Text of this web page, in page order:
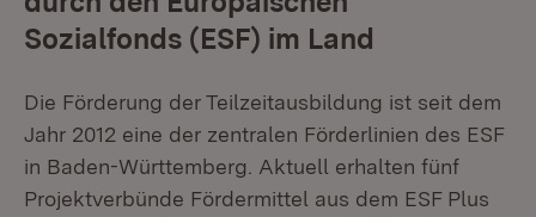
Sozialfonds (ESF) im Land
Die Förderung der Teilzeitausbildung ist seit dem
Jahr 2012 eine der zentralen Förderlinien des ESF
in Baden-Württemberg. Aktuell erhalten fünf
Projektverbünde Fördermittel aus dem ESF Plus